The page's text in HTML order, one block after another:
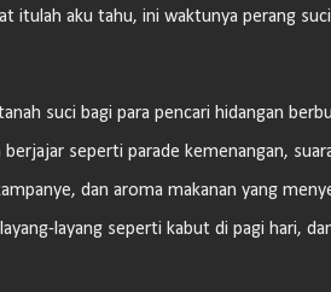
itulah aku tahu, ini waktunya perang
suci bagi para pencari hidangan
seperti parade kemenangan,
dan aroma makanan yang
layang seperti kabut di pagi hari,